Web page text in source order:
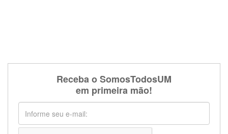
Receba o SomosTodosUM
em primeira mão!